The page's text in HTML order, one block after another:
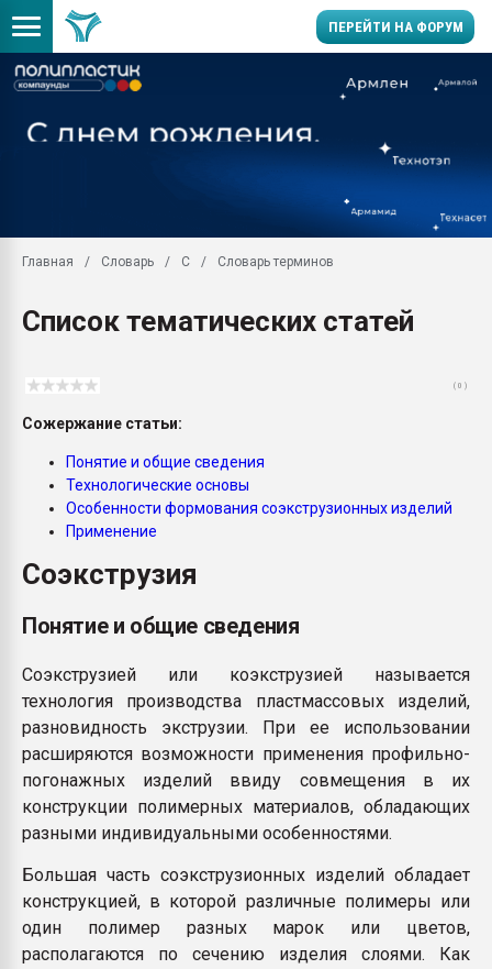
ПЕРЕЙТИ НА ФОРУМ
Вакуум-формовочные
ближайшее
28.07.2026
28.07.2026
ситуацией на
Armaloy PC/ABS-1IM
Главная Словарь С Словарь терминов
Список тематических статей
( 0 )
Сожержание статьи:
Понятие и общие сведения
Технологические основы
Особенности формования соэкструзионных изделий
Применение
Соэкструзия
Понятие и общие сведения
Соэкструзией или коэкструзией называется
технология производства пластмассовых изделий,
разновидность экструзии. При ее использовании
расширяются возможности применения профильно-
погонажных изделий ввиду совмещения в их
конструкции полимерных материалов, обладающих
разными индивидуальными особенностями.
Большая часть соэкструзионных изделий обладает
конструкцией, в которой различные полимеры или
один полимер разных марок или цветов,
располагаются по сечению изделия слоями. Как